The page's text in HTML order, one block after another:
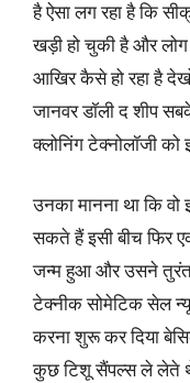
है ऐसा लग रहा है कि
खड़ी हो चुकी है और
आखिर कैसे हो रहा है
जानवर डॉली द शीप
क्लोनिंग टेक्नोलॉजी
उनका मानना था कि
सकते हैं इसी बीच फिर
जन्म हुआ और उसने तुरंत
टेक्नीक सोमेटिक सेल
करना शुरू कर दिया
कुछ टिशू सैंपल्स ले लेते